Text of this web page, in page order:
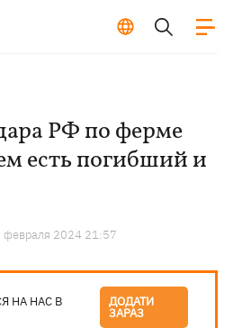
РФ по ферме
есть погибший и
февраля 2024 21:57
НА НАС В ДОДАТИ
ЗАРАЗ